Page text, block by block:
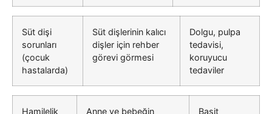
Süt dişi
sorunları
(çocuk
hastalarda)
Süt dişlerinin kalıcı
dişler için rehber
görevi görmesi
Dolgu, pulpa
tedavisi,
koruyucu
tedaviler
Hamilelik
Anne ve bebeğin
Basit